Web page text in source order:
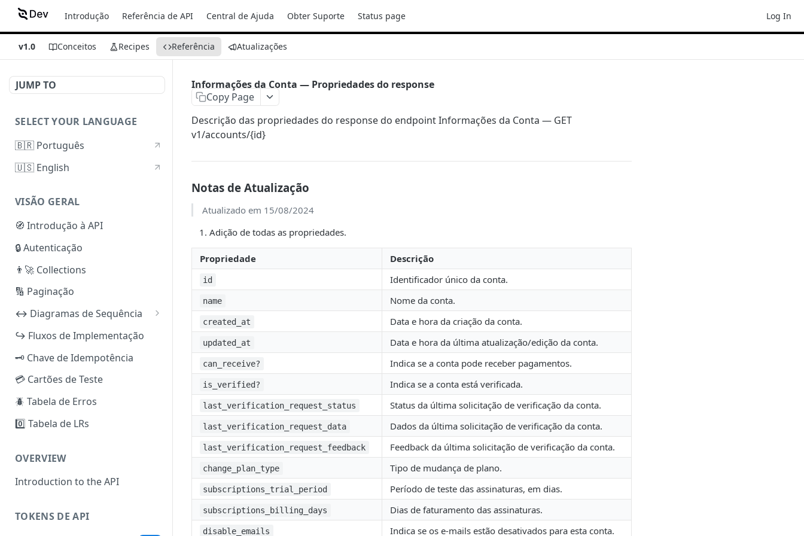
Introdução Referência de API Central de Ajuda Obter Suporte Status page Log In
v1.0 Conceitos Recipes Referência Atualizações
JUMP TO
SELECT YOUR LANGUAGE
🇧🇷 Português
🇺🇸 English
VISÃO GERAL
🧭 Introdução à API
🔒 Autenticação
👨‍🚀 Collections
🔢 Paginação
↔️ Diagramas de Sequência
iuguCobrança
Reembolso [Boleto Bancário
iuguRecorrência
Transparente)
Cartão de Crédito (Checkout
Checkout iugu (todos os
métodos)
iuguBaaS
PIX/TED Out
iuguSplit
↪️ Fluxos de Implementação
🗝️ Chave de Idempotência
💳 Cartões de Teste
🪲 Tabela de Erros
0️⃣ Tabela de LRs
OVERVIEW
Introduction to the API
TOKENS DE API
Informações da Conta — Propriedades do response
Copy Page
Descrição das propriedades do response do endpoint Informações da Conta — GET
v1/accounts/{id}
Notas de Atualização
Atualizado em 15/08/2024
Adição de todas as propriedades.
Propriedade Descrição
id Identificador único da conta.
name Nome da conta.
created_at Data e hora da criação da conta.
updated_at Data e hora da última atualização/edição da conta.
can_receive? Indica se a conta pode receber pagamentos.
is_verified? Indica se a conta está verificada.
last_verification_request_status Status da última solicitação de verificação da conta.
last_verification_request_data Dados da última solicitação de verificação da conta.
last_verification_request_feedback Feedback da última solicitação de verificação da conta.
change_plan_type Tipo de mudança de plano.
subscriptions_trial_period Período de teste das assinaturas, em dias.
subscriptions_billing_days Dias de faturamento das assinaturas.
disable_emails Indica se os e-mails estão desativados para esta conta.